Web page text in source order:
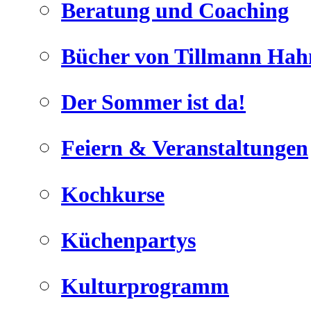
keine sind.
Ein Potpourrie professioneller Rezepte.
Für Liebhaber der einfachen und
immer mit der besonderen Note.
Beratung und Coaching
Bücher von Tillmann
Der Sommer ist da!
Feiern & Veranstaltungen
Kochkurse
Küchenpartys
Kulturprogramm